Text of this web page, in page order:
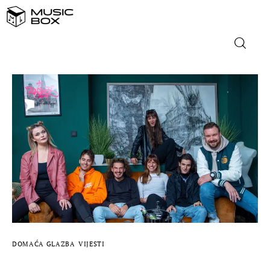
NASLOVNICA
DOMAĆA GLAZBA
STRANA GLAZBA
FILM
MUSIC BOX
DOMAĆA GLAZBA VIJESTI